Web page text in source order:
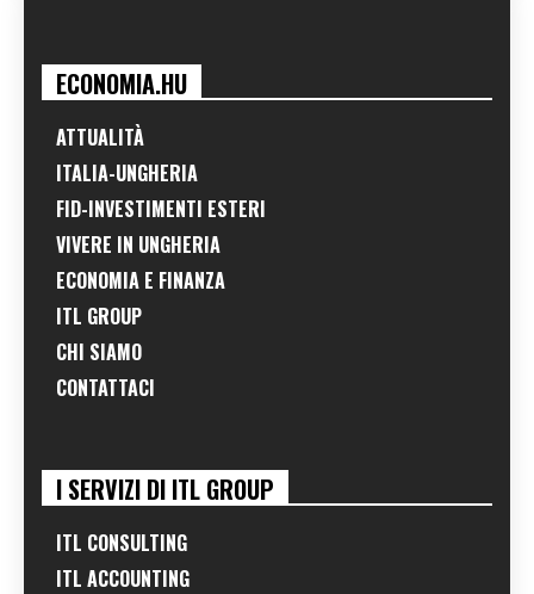
ECONOMIA.HU
ATTUALITÀ
ITALIA-UNGHERIA
FID-INVESTIMENTI ESTERI
VIVERE IN UNGHERIA
ECONOMIA E FINANZA
ITL GROUP
CHI SIAMO
CONTATTACI
I SERVIZI DI ITL GROUP
ITL CONSULTING
ITL ACCOUNTING